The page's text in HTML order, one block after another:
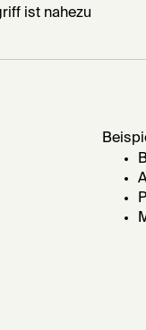
ist nahezu